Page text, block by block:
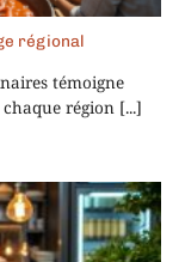
régional
témoigne
région [...]